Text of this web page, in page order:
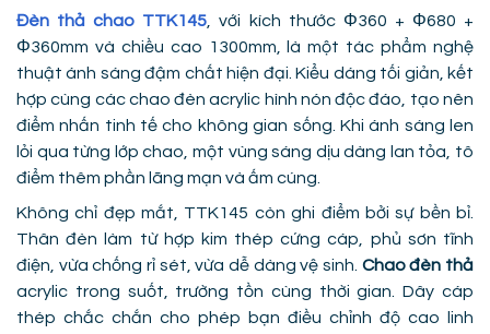
Đèn thả chao TTK145 , với kích thước Φ360 + Φ680 +
Φ360mm và chiều cao 1300mm, là một tác phẩm nghệ
thuật ánh sáng đậm chất hiện đại. Kiểu dáng tối giản, kết
hợp cùng các chao đèn acrylic hình nón độc đáo, tạo nên
điểm nhấn tinh tế cho không gian sống. Khi ánh sáng len
lỏi qua từng lớp chao, một vùng sáng dịu dàng lan tỏa, tô
điểm thêm phần lãng mạn và ấm cúng.
Không chỉ đẹp mắt, TTK145 còn ghi điểm bởi sự bền bỉ.
Thân đèn làm từ hợp kim thép cứng cáp, phủ sơn tĩnh
điện, vừa chống rỉ sét, vừa dễ dàng vệ sinh. Chao đèn thả
acrylic trong suốt, trường tồn cùng thời gian. Dây cáp
thép chắc chắn cho phép bạn điều chỉnh độ cao linh